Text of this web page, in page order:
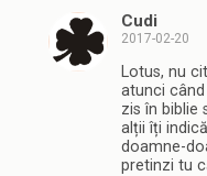
Cudi
2017-02-20
Lotus, nu
atunci
zis în biblie
alții îți
doamne-
pretinzi tu